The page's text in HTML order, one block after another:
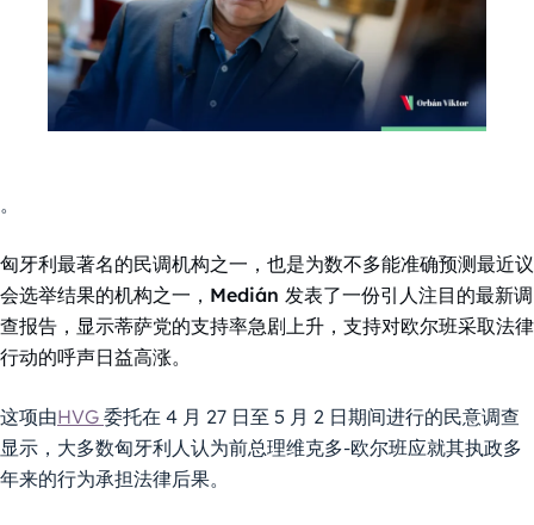
。
匈牙利最著名的民调机构之一，也是为数不多能准确预测最近议
会选举结果的机构之一，Medián 发表了一份引人注目的最新调
查报告，显示蒂萨党的支持率急剧上升，支持对欧尔班采取法律
行动的呼声日益高涨。
这项由HVG 委托在 4 月 27 日至 5 月 2 日期间进行的民意调查
显示，大多数匈牙利人认为前总理维克多-欧尔班应就其执政多
年来的行为承担法律后果。